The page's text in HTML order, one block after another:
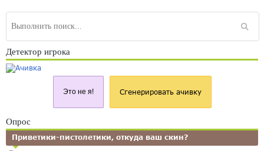
Детектор игрока
Это не я! Сгенерировать ачивку
Опрос
Приветики-пистолетики, откуда ваш скин?